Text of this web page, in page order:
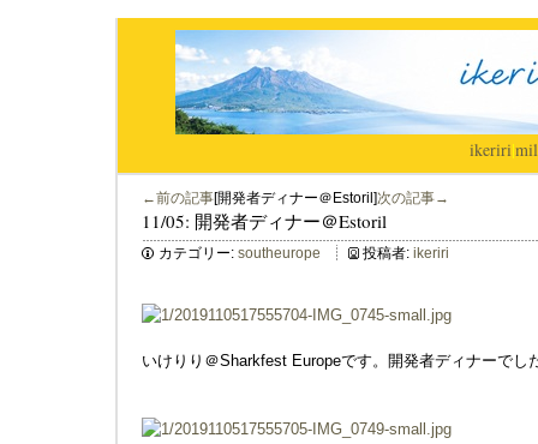
ikeriri|
←前の記事[開発者ディナー＠Estoril]次の記事→
11/05: 開発者ディナー＠Estoril
カテゴリー: southeurope 投稿者: ikeriri
いけりり＠Sharkfest Europeです。開発者ディナーでし